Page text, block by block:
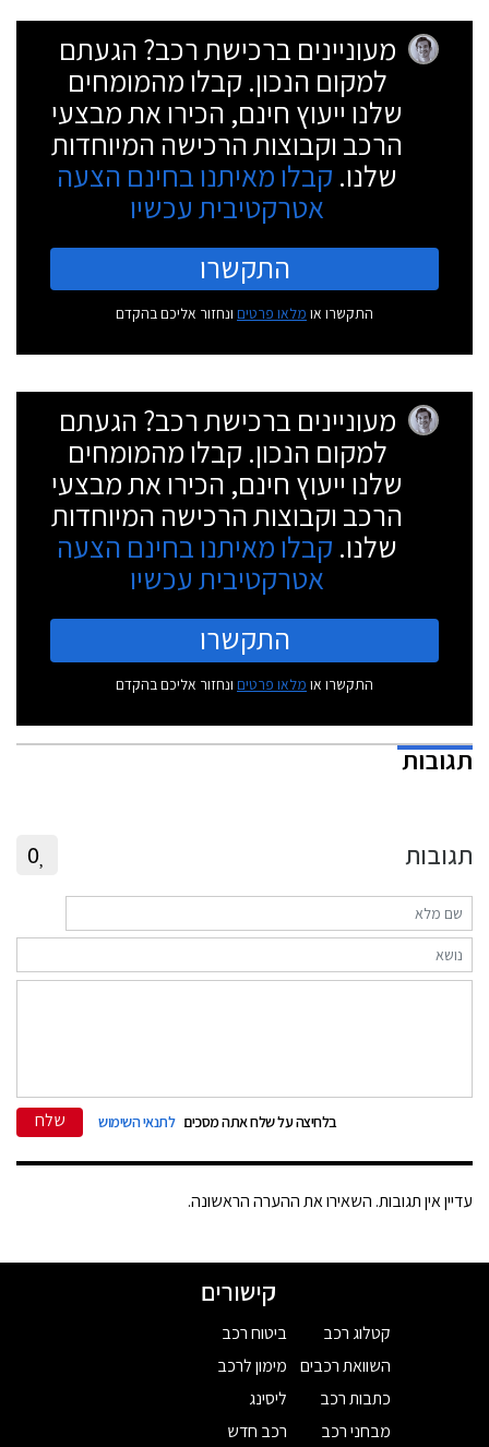
מעוניינים ברכישת רכב? הגעתם
למקום הנכון. קבלו מהמומחים
שלנו ייעוץ חינם, הכירו את מבצעי
הרכב וקבוצות הרכישה המיוחדות
שלנו. קבלו מאיתנו בחינם הצעה
אטרקטיבית עכשיו
התקשרו
התקשרו או מלאו פרטים ונחזור אליכם בהקדם
מעוניינים ברכישת רכב? הגעתם
למקום הנכון. קבלו מהמומחים
שלנו ייעוץ חינם, הכירו את מבצעי
הרכב וקבוצות הרכישה המיוחדות
שלנו. קבלו מאיתנו בחינם הצעה
אטרקטיבית עכשיו
התקשרו
התקשרו או מלאו פרטים ונחזור אליכם בהקדם
תגובות
תגובות 0
בלחיצה על שלח אתה מסכים לתנאי השימוש שלח
עדיין אין תגובות. השאירו את ההערה הראשונה.
קישורים
קטלוג רכב
השוואת רכבים
כתבות רכב
מבחני רכב
ביטוח רכב
מימון לרכב
ליסינג
רכב חדש